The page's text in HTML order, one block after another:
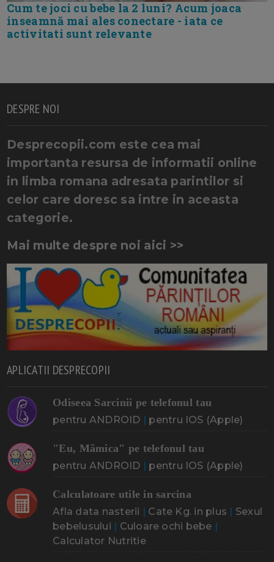
Cum te joci cu bebe la 2 luni? Acum joaca
inseamnă mai ales conectare - iata ce
activitati sunt relevante
DESPRE NOI
Desprecopii.com este cea mai
importanta resursa de informatii online
in limba romana adresata parintilor si
celor care doresc sa intre in aceasta
categorie.
Mai multe despre noi aici >>
APLICATII DESPRECOPII
Odiseea Sarcinii pe telefonul tau
pentru ANDROID | pentru IOS (Apple)
"Eu, Mămica" pe telefonul tau
pentru ANDROID | pentru IOS (Apple)
Calculatoare utile in sarcina
Afla data nasterii | Cate Kg. in plus | Sexul
bebelusului | Culoare ochi bebe |
Calculator Nutritie